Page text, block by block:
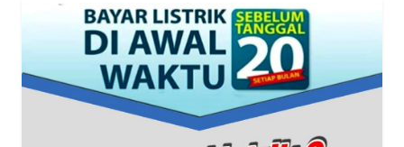
WN DELI
WN